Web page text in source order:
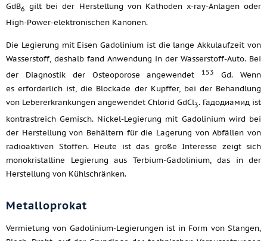
GdВ6 gilt bei der Herstellung von Kathoden x-ray-Anlagen oder
High-Power-elektronischen Kanonen.
Die Legierung mit Eisen Gadolinium ist die lange Akkulaufzeit von
Wasserstoff, deshalb fand Anwendung in der Wasserstoff-Auto. Bei
der Diagnostik der Osteoporose angewendet
153
Gd. Wenn
es erforderlich ist, die Blockade der Kupffer, bei der Behandlung
von Lebererkrankungen angewendet Chlorid GdCl3. Гадодиамид ist
kontrastreich Gemisch. Nickel-Legierung mit Gadolinium wird bei
der Herstellung von Behältern für die Lagerung von Abfällen von
radioaktiven Stoffen. Heute ist das große Interesse zeigt sich
monokristalline Legierung aus Terbium-Gadolinium, das in der
Herstellung von Kühlschränken.
Metalloprokat
Vermietung von Gadolinium-Legierungen ist in Form von Stangen,